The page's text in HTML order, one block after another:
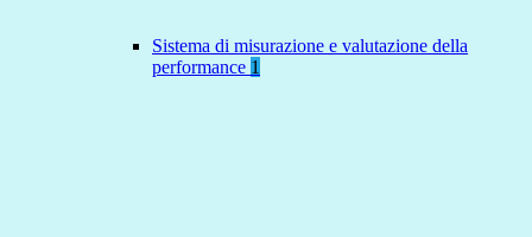
Sistema di misurazione e valutazione della
performance 1